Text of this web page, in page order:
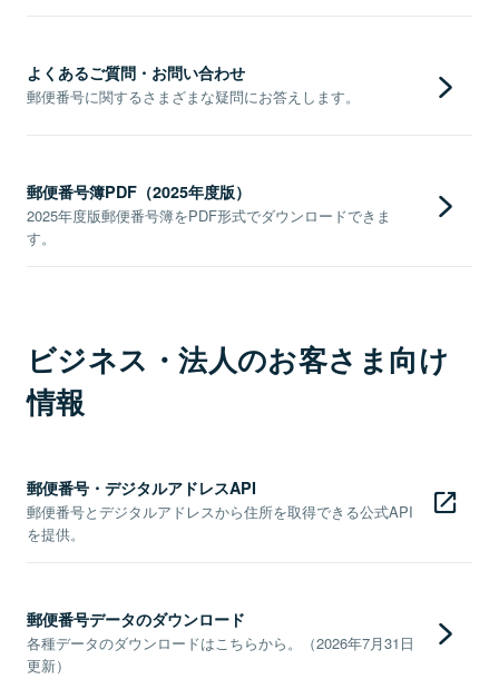
よくあるご質問・お問い合わせ
郵便番号に関するさまざまな疑問にお答えします。
郵便番号簿PDF（2025年度版）
2025年度版郵便番号簿をPDF形式でダウンロードできま
す。
ビジネス・法人のお客さま向け
情報
郵便番号・デジタルアドレスAPI
郵便番号とデジタルアドレスから住所を取得できる公式API
を提供。
郵便番号データのダウンロード
各種データのダウンロードはこちらから。（2026年7月31日
更新）